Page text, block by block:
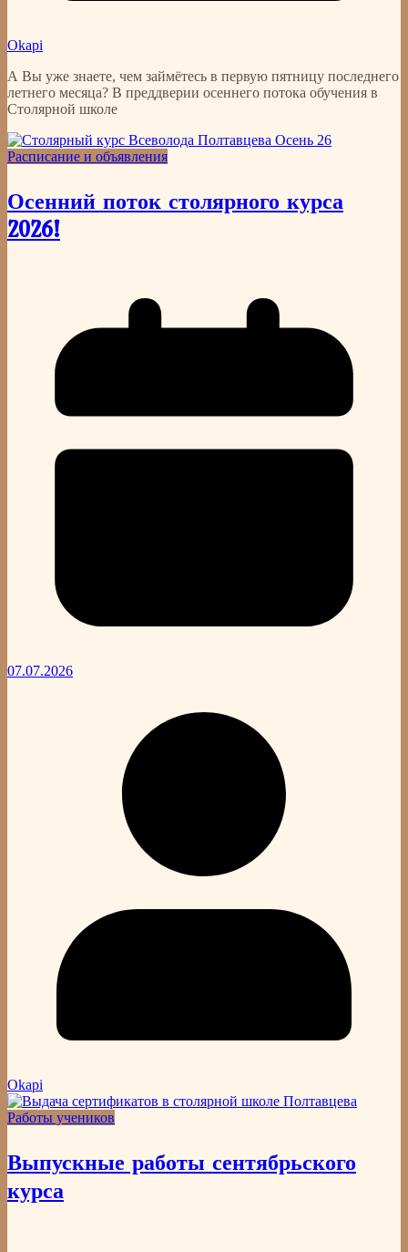
Okapi
А Вы уже знаете, чем займётесь в первую пятницу последнего
летнего месяца? В преддверии осеннего потока обучения в
Столярной школе
Расписание и объявления
Осенний поток столярного курса
2026!
07.07.2026
Okapi
Работы учеников
Выпускные работы сентябрьского
курса